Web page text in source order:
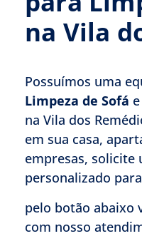
na Vila
Possuímos uma
Limpeza de Sofá
na Vila dos
em sua casa,
empresas, solicite
personalizado
pelo botão abaixo
com nosso